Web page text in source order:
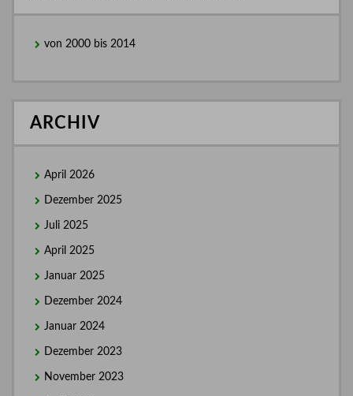
von 2000 bis 2014
ARCHIV
April 2026
Dezember 2025
Juli 2025
April 2025
Januar 2025
Dezember 2024
Januar 2024
Dezember 2023
November 2023